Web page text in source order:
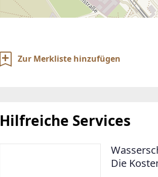
Zur Merkliste hinzufügen
Hilfreiche Services
Die